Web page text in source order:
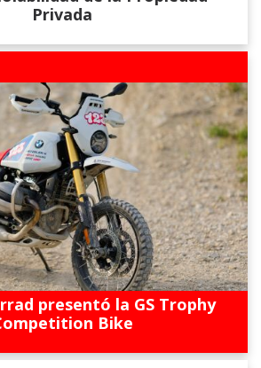
Privada
presentó la GS Trophy
Bike